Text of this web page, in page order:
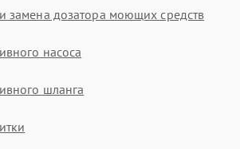
замена дозатора моющих средств
насоса
шланга